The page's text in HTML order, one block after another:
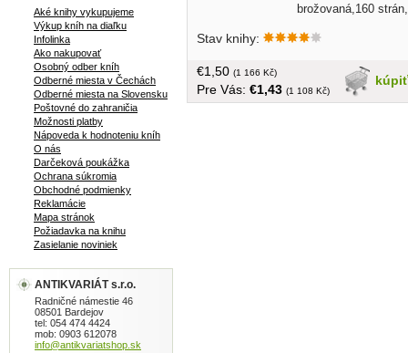
brožovaná,160 strán,
Stav knihy:
kúpiť
€1,50 (1 166 Kč)
Pre Vás: €1,43 (1 108 Kč)
Aké knihy vykupujeme
Výkup kníh na diaľku
Infolinka
Ako nakupovať
Osobný odber kníh
Odberné miesta v Čechách
Odberné miesta na Slovensku
Poštovné do zahraničia
Možnosti platby
Nápoveda k hodnoteniu kníh
O nás
Darčeková poukážka
Ochrana súkromia
Obchodné podmienky
Reklamácie
Mapa stránok
Požiadavka na knihu
Zasielanie noviniek
ANTIKVARIÁT s.r.o.
Radničné námestie 46
08501 Bardejov
tel: 054 474 4424
mob: 0903 612078
info@antikvariatshop.sk